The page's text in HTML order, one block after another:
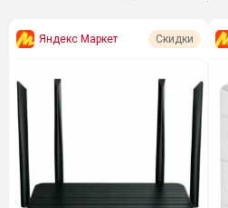
Яндекс Маркет Скидки